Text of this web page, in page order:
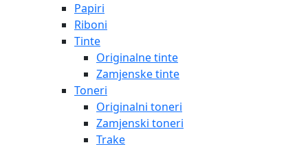
Papiri
Riboni
Tinte
Originalne tinte
Zamjenske tinte
Toneri
Originalni toneri
Zamjenski toneri
Trake